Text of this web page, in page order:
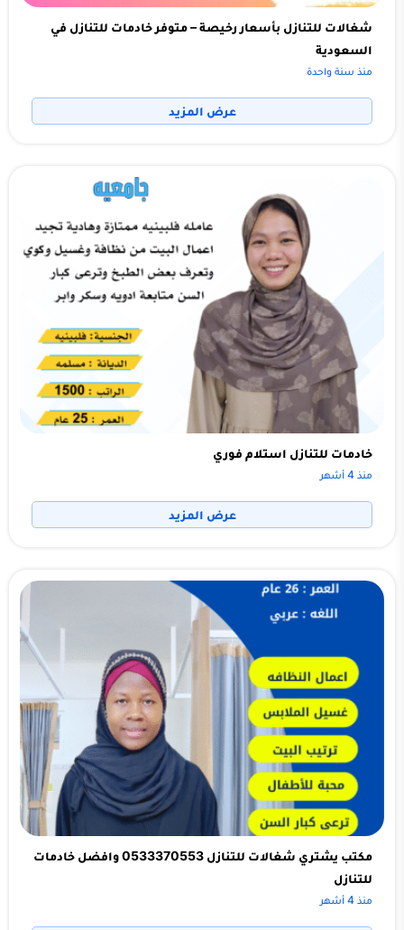
شغالات للتنازل بأسعار رخيصة – متوفر خادمات للتنازل في
السعودية
منذ سنة واحدة
عرض المزيد
خادمات للتنازل استلام فوري
منذ 4 أشهر
عرض المزيد
مكتب يشتري شغالات للتنازل 0533370553 وافضل خادمات
للتنازل
منذ 4 أشهر